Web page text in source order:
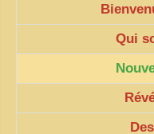
Qui